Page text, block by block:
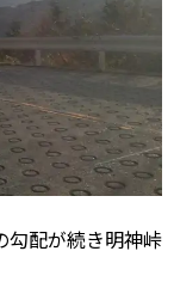
勾配が続き明神峠